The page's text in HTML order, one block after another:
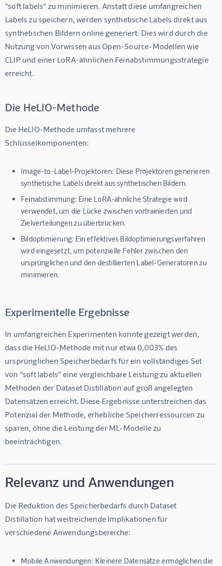
"soft labels" zu minimieren. Anstatt diese umfangreichen
Labels zu speichern, werden synthetische Labels direkt aus
synthetischen Bildern online generiert. Dies wird durch die
Nutzung von Vorwissen aus Open-Source-Modellen wie
CLIP und einer LoRA-ähnlichen Feinabstimmungsstrategie
erreicht.
Die HeLlO-Methode
Die HeLlO-Methode umfasst mehrere
Schlüsselkomponenten:
Image-to-Label-Projektoren: Diese Projektoren generieren
synthetische Labels direkt aus synthetischen Bildern.
Feinabstimmung: Eine LoRA-ähnliche Strategie wird
verwendet, um die Lücke zwischen vortrainierten und
Zielverteilungen zu überbrücken.
Bildoptimierung: Ein effektives Bildoptimierungsverfahren
wird eingesetzt, um potenzielle Fehler zwischen den
ursprünglichen und den destillierten Label-Generatoren zu
minimieren.
Experimentelle Ergebnisse
In umfangreichen Experimenten konnte gezeigt werden,
dass die HeLlO-Methode mit nur etwa 0,003% des
ursprünglichen Speicherbedarfs für ein vollständiges Set
von "soft labels" eine vergleichbare Leistung zu aktuellen
Methoden der Dataset Distillation auf groß angelegten
Datensätzen erreicht. Diese Ergebnisse unterstreichen das
Potenzial der Methode, erhebliche Speicherressourcen zu
sparen, ohne die Leistung der ML-Modelle zu
beeinträchtigen.
Relevanz und Anwendungen
Die Reduktion des Speicherbedarfs durch Dataset
Distillation hat weitreichende Implikationen für
verschiedene Anwendungsbereiche:
Mobile Anwendungen: Kleinere Datensätze ermöglichen die